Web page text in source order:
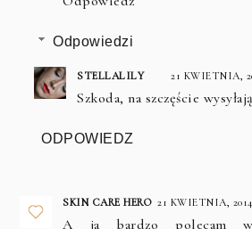
Odpowiedzi
STELLALILY 21 KWIETNIA,
Szkoda, na szczęście
ODPOWIEDZ
SKIN CARE HERO 21 KWIETNIA, 2014
A ja bardzo polecam